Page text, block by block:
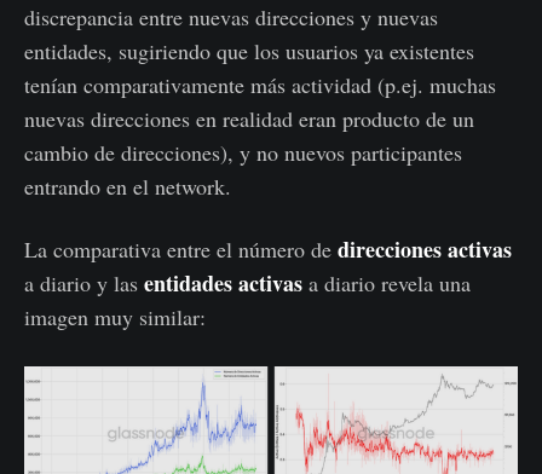
discrepancia entre nuevas direcciones y nuevas
entidades, sugiriendo que los usuarios ya existentes
tenían comparativamente más actividad (p.ej. muchas
nuevas direcciones en realidad eran producto de un
cambio de direcciones), y no nuevos participantes
entrando en el network.
La comparativa entre el número de direcciones activas
a diario y las entidades activas a diario revela una
imagen muy similar: